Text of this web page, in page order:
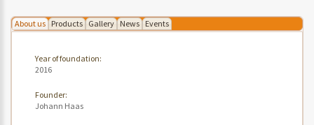
About us Products Gallery News Events
Year of foundation:
2016
Founder:
Johann Haas